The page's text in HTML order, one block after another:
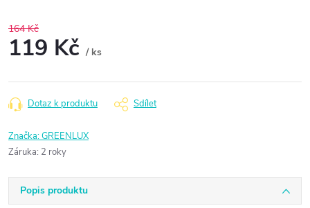
164 Kč
119 Kč / ks
cena:
Dotaz k produktu Sdílet
Značka:GREENLUX
Záruka: 2 roky
Popis produktu